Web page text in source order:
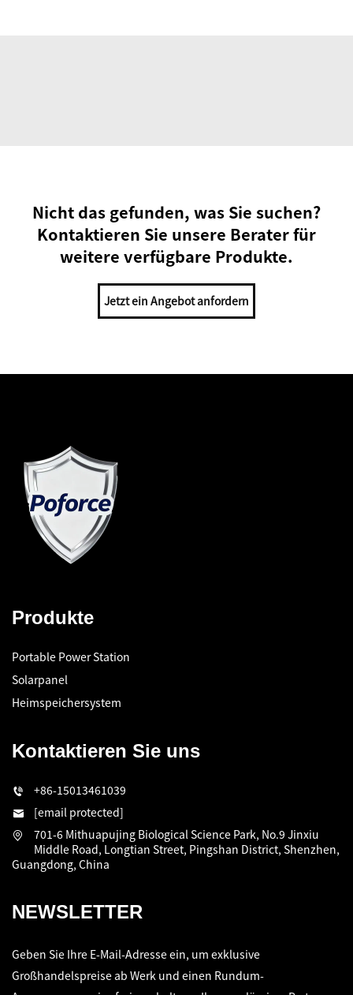
Nicht das gefunden, was Sie suchen?
Kontaktieren Sie unsere Berater für
weitere verfügbare Produkte.
Jetzt ein Angebot anfordern
Produkte
Portable Power Station
Solarpanel
Heimspeichersystem
Kontaktieren Sie uns
+86-15013461039
[email protected]
701-6 Mithuapujing Biological Science Park, No.9 Jinxiu
Middle Road, Longtian Street, Pingshan District, Shenzhen,
Guangdong, China
NEWSLETTER
Geben Sie Ihre E-Mail-Adresse ein, um exklusive
Großhandelspreise ab Werk und einen Rundum-